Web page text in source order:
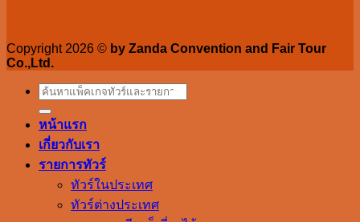
Copyright 2026 © by Zanda Convention and Fair Tour
Co.,Ltd.
Search
for:
หน้าแรก
เกี่ยวกับเรา
รายการทัวร์
ทัวร์ในประเทศ
ทัวร์ต่างประเทศ